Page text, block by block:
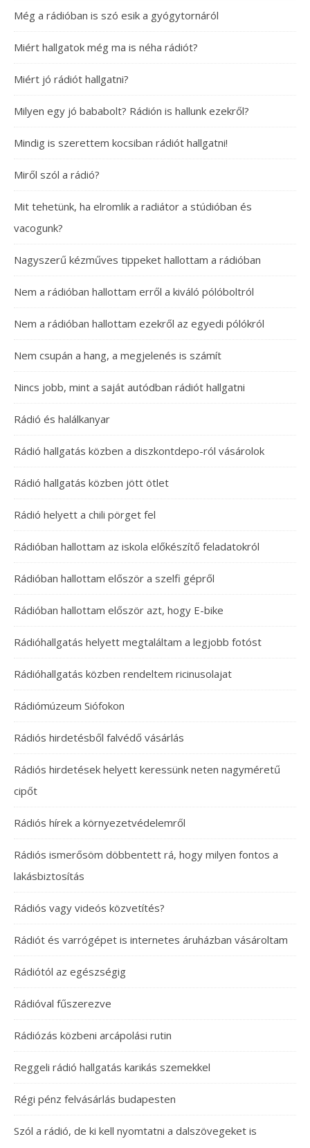
Még a rádióban is szó esik a gyógytornáról
Miért hallgatok még ma is néha rádiót?
Miért jó rádiót hallgatni?
Milyen egy jó bababolt? Rádión is hallunk ezekről?
Mindig is szerettem kocsiban rádiót hallgatni!
Miről szól a rádió?
Mit tehetünk, ha elromlik a radiátor a stúdióban és
vacogunk?
Nagyszerű kézműves tippeket hallottam a rádióban
Nem a rádióban hallottam erről a kiváló pólóboltról
Nem a rádióban hallottam ezekről az egyedi pólókról
Nem csupán a hang, a megjelenés is számít
Nincs jobb, mint a saját autódban rádiót hallgatni
Rádió és halálkanyar
Rádió hallgatás közben a diszkontdepo-ról vásárolok
Rádió hallgatás közben jött ötlet
Rádió helyett a chili pörget fel
Rádióban hallottam az iskola előkészítő feladatokról
Rádióban hallottam először a szelfi gépről
Rádióban hallottam először azt, hogy E-bike
Rádióhallgatás helyett megtaláltam a legjobb fotóst
Rádióhallgatás közben rendeltem ricinusolajat
Rádiómúzeum Siófokon
Rádiós hirdetésből falvédő vásárlás
Rádiós hirdetések helyett keressünk neten nagyméretű
cipőt
Rádiós hírek a környezetvédelemről
Rádiós ismerősöm döbbentett rá, hogy milyen fontos a
lakásbiztosítás
Rádiós vagy videós közvetítés?
Rádiót és varrógépet is internetes áruházban vásároltam
Rádiótól az egészségig
Rádióval fűszerezve
Rádiózás közbeni arcápolási rutin
Reggeli rádió hallgatás karikás szemekkel
Régi pénz felvásárlás budapesten
Szól a rádió, de ki kell nyomtatni a dalszövegeket is